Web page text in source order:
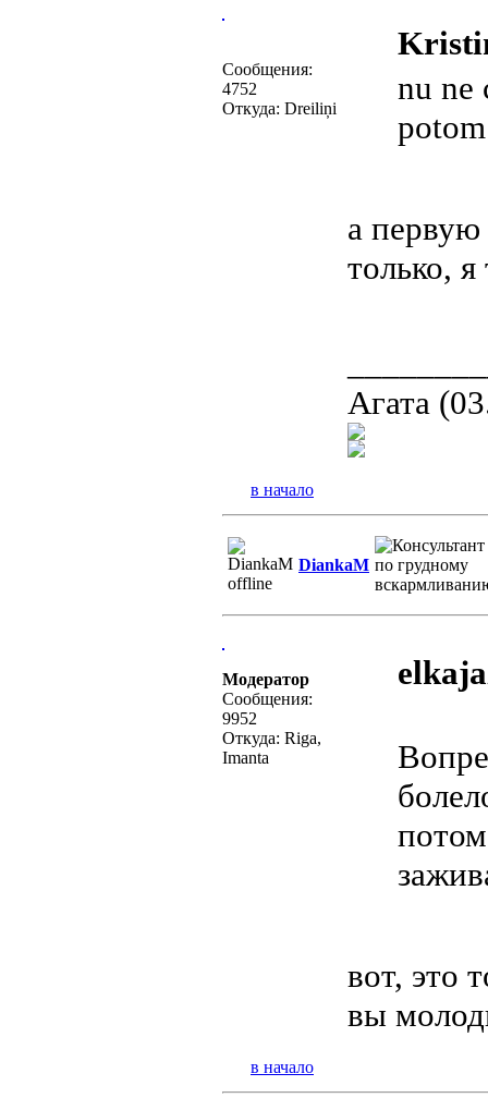
Сообщения:
4752
Откуда: Dreiliņi
nu ne
а первую
только,
Агата
в начало
DiankaM
Модератор
Сообщения:
9952
Откуда: Riga,
Imanta
вот, это
вы
в начало